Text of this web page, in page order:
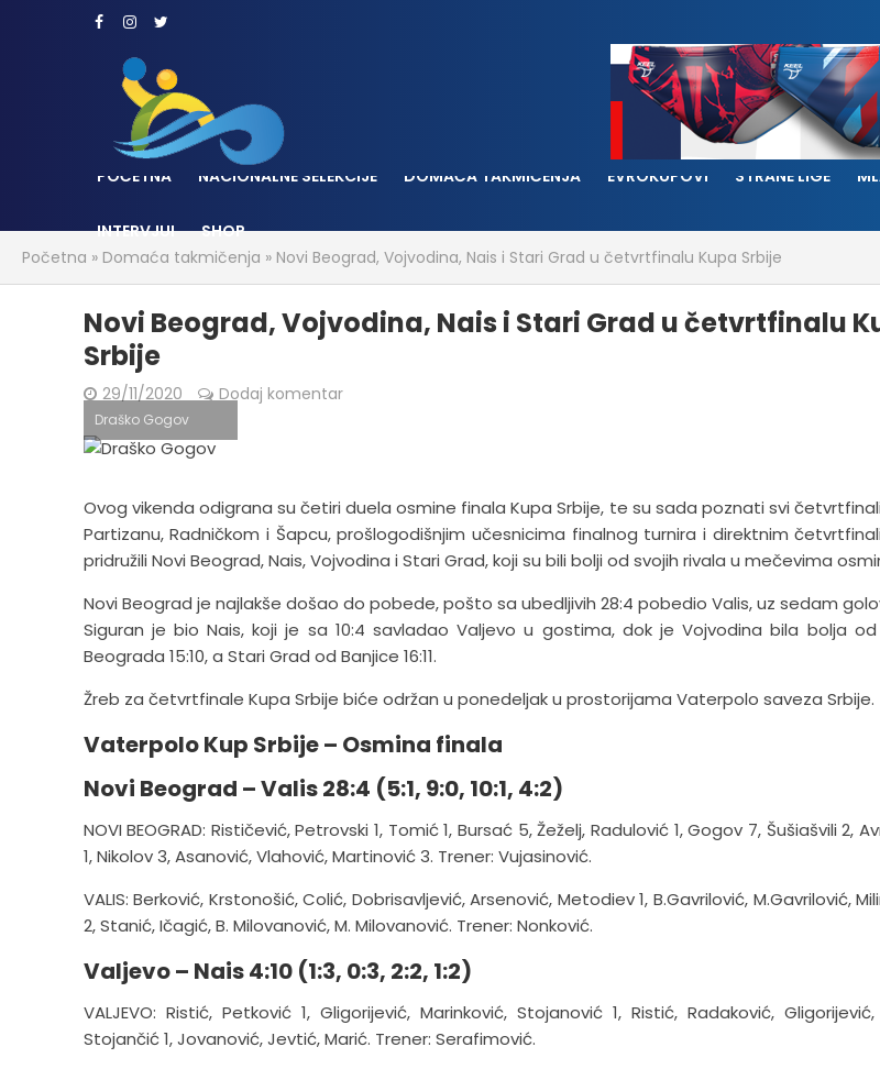
POČETNA NACIONALNE SELEKCIJE DOMAĆA TAKMIČENJA EVROKUPOVI STRANE LIGE
INTERVJUI
SHOP
Početna » Domaća takmičenja » Novi Beograd, Vojvodina, Nais i Stari Grad u četvrtfinalu Kupa Srbije
Novi Beograd, Vojvodina, Nais i Stari Grad u četvrtfinalu
Srbije
29/11/2020 Dodaj komentar
Draško Gogov
Ovog vikenda odigrana su četiri duela osmine finala Kupa Srbije, te su sada poznati svi
Partizanu, Radničkom i Šapcu, prošlogodišnjim učesnicima finalnog turnira i direktnim
pridružili Novi Beograd, Nais, Vojvodina i Stari Grad, koji su bili bolji od svojih rivala u mečevima
Novi Beograd je najlakše došao do pobede, pošto sa ubedljivih 28:4 pobedio Valis, uz sedam
Siguran je bio Nais, koji je sa 10:4 savladao Valjevo u gostima, dok je Vojvodina bila bolja
Beograda 15:10, a Stari Grad od Banjice 16:11.
Žreb za četvrtfinale Kupa Srbije biće održan u ponedeljak u prostorijama Vaterpolo saveza Srbije.
Vaterpolo Kup Srbije – Osmina finala
Novi Beograd – Valis 28:4 (5:1, 9:0, 10:1, 4:2)
NOVI BEOGRAD: Rističević, Petrovski 1, Tomić 1, Bursać 5, Žeželj, Radulović 1, Gogov 7, Šušiašvili 2,
1, Nikolov 3, Asanović, Vlahović, Martinović 3. Trener: Vujasinović.
VALIS: Berković, Krstonošić, Colić, Dobrisavljević, Arsenović, Metodiev 1, B.Gavrilović, M.Gavrilović,
2, Stanić, Ičagić, B. Milovanović, M. Milovanović. Trener: Nonković.
Valjevo – Nais 4:10 (1:3, 0:3, 2:2, 1:2)
VALJEVO: Ristić, Petković 1, Gligorijević, Marinković, Stojanović 1, Ristić, Radaković,
Stojančić 1, Jovanović, Jevtić, Marić. Trener: Serafimović.